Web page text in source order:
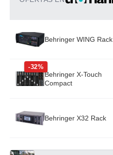
Behringer WING Rack
-32%
Behringer X-Touch
Compact
Behringer X32 Rack